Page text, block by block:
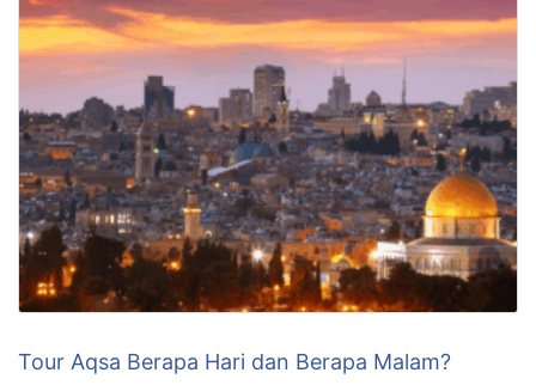
Tour Aqsa Berapa Hari dan Berapa Malam?